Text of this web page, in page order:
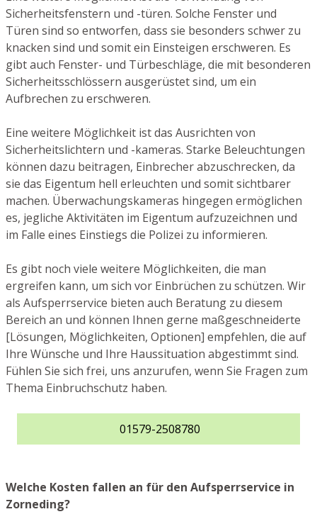
Sicherheitsfenstern und -türen. Solche Fenster und
Türen sind so entworfen, dass sie besonders schwer zu
knacken sind und somit ein Einsteigen erschweren. Es
gibt auch Fenster- und Türbeschläge, die mit besonderen
Sicherheitsschlössern ausgerüstet sind, um ein
Aufbrechen zu erschweren.
Eine weitere Möglichkeit ist das Ausrichten von
Sicherheitslichtern und -kameras. Starke Beleuchtungen
können dazu beitragen, Einbrecher abzuschrecken, da
sie das Eigentum hell erleuchten und somit sichtbarer
machen. Überwachungskameras hingegen ermöglichen
es, jegliche Aktivitäten im Eigentum aufzuzeichnen und
im Falle eines Einstiegs die Polizei zu informieren.
Es gibt noch viele weitere Möglichkeiten, die man
ergreifen kann, um sich vor Einbrüchen zu schützen. Wir
als Aufsperrservice bieten auch Beratung zu diesem
Bereich an und können Ihnen gerne maßgeschneiderte
[Lösungen, Möglichkeiten, Optionen] empfehlen, die auf
Ihre Wünsche und Ihre Haussituation abgestimmt sind.
Fühlen Sie sich frei, uns anzurufen, wenn Sie Fragen zum
Thema Einbruchschutz haben.
01579-2508780
Welche Kosten fallen an für den Aufsperrservice in
Zorneding?